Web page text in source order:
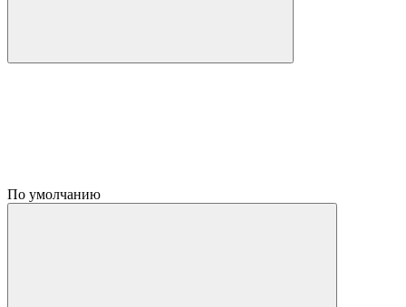
По умолчанию